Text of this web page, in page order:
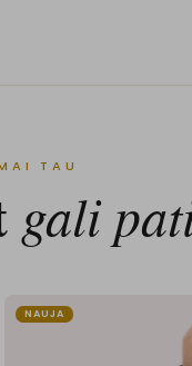
TAU
gali
NAUJA